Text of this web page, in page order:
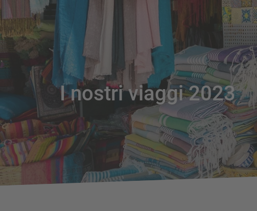
I nostri viaggi 2023